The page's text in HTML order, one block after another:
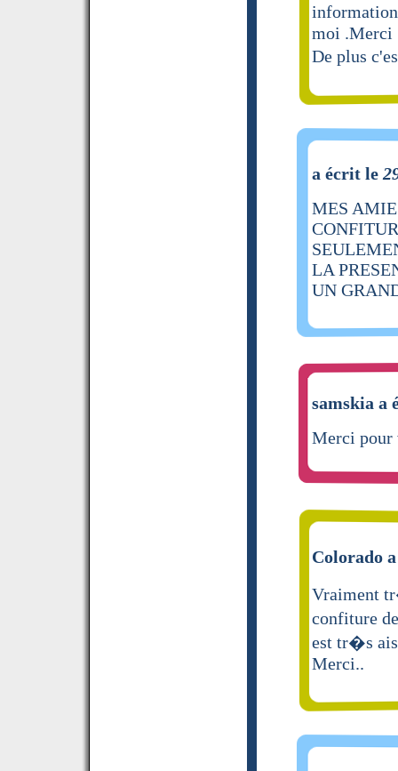
moi .Merci
De plus
a écrit le
MES
LA
UN
samskia a
Merci pour
Colorado
Vraiment
confiture
est tr�s
Merci..